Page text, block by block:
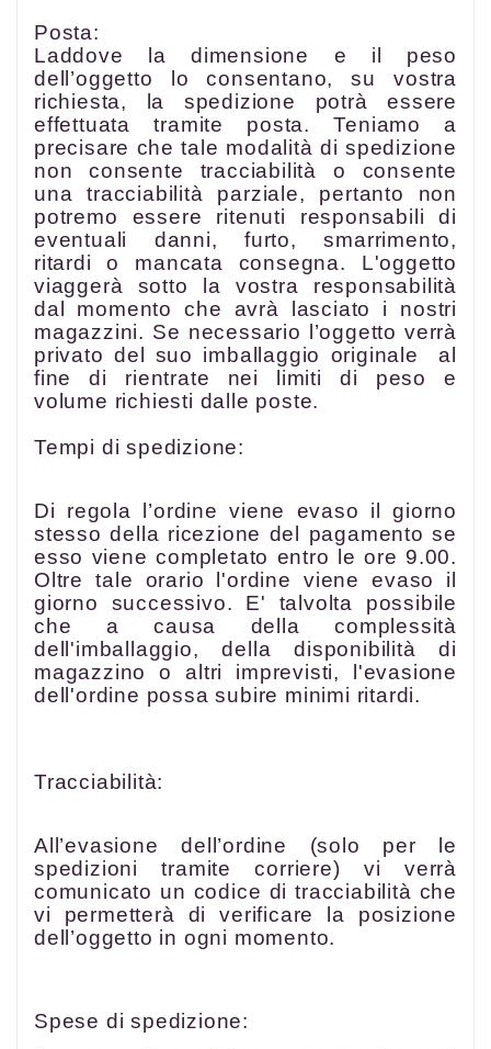
Posta:
Laddove la dimensione e il peso
dell’oggetto lo consentano, su vostra
richiesta, la spedizione potrà essere
effettuata tramite posta. Teniamo a
precisare che tale modalità di spedizione
non consente tracciabilità o consente
una tracciabilità parziale, pertanto non
potremo essere ritenuti responsabili di
eventuali danni, furto, smarrimento,
ritardi o mancata consegna. L'oggetto
viaggerà sotto la vostra responsabilità
dal momento che avrà lasciato i nostri
magazzini. Se necessario l’oggetto verrà
privato del suo imballaggio originale al
fine di rientrate nei limiti di peso e
volume richiesti dalle poste.
Tempi di spedizione:
Di regola l’ordine viene evaso il giorno
stesso della ricezione del pagamento se
esso viene completato entro le ore 9.00.
Oltre tale orario l'ordine viene evaso il
giorno successivo. E' talvolta possibile
che a causa della complessità
dell'imballaggio, della disponibilità di
magazzino o altri imprevisti, l'evasione
dell'ordine possa subire minimi ritardi.
Tracciabilità:
All’evasione dell’ordine (solo per le
spedizioni tramite corriere) vi verrà
comunicato un codice di tracciabilità che
vi permetterà di verificare la posizione
dell’oggetto in ogni momento.
Spese di spedizione: